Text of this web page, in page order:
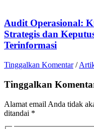
Audit Operasional:
Strategis dan
Terinformasi
Tinggalkan Komentar /
Tinggalkan
Alamat email Anda tidak
ditandai *